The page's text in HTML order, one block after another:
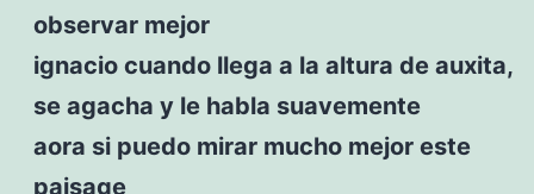
observar mejor
ignacio cuando llega a la altura de auxita,
se agacha y le habla suavemente
aora si puedo mirar mucho mejor este
paisage